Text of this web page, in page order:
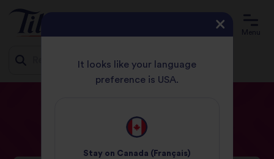
Menu
CrevettesRecettes
It looks like your language
preference is USA.
Stay on Canada (Français)